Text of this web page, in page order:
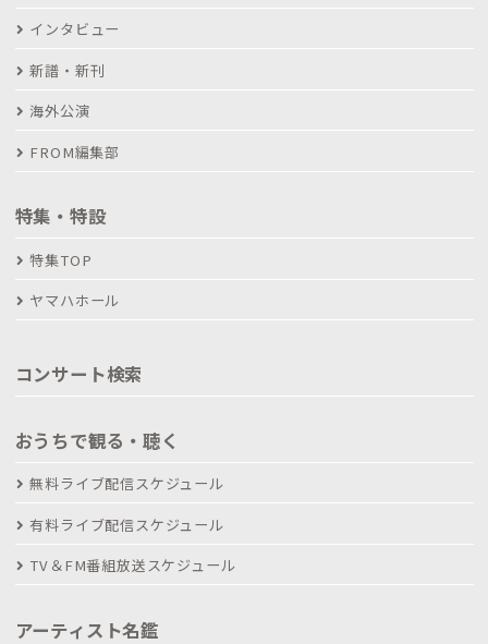
インタビュー
新譜・新刊
海外公演
FROM編集部
特集・特設
特集TOP
ヤマハホール
コンサート検索
おうちで観る・聴く
無料ライブ配信スケジュール
有料ライブ配信スケジュール
TV＆FM番組放送スケジュール
アーティスト名鑑